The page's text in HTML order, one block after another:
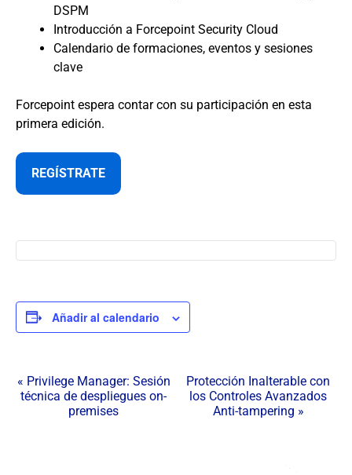
DSPM
Introducción a Forcepoint Security Cloud
Calendario de formaciones, eventos y sesiones
clave
Forcepoint espera contar con su participación en esta
primera edición.
REGÍSTRATE
Añadir al calendario
N
a
« Privilege Manager: Sesión
técnica de despliegues on-
premises
Protección Inalterable con
los Controles Avanzados
Anti-tampering »